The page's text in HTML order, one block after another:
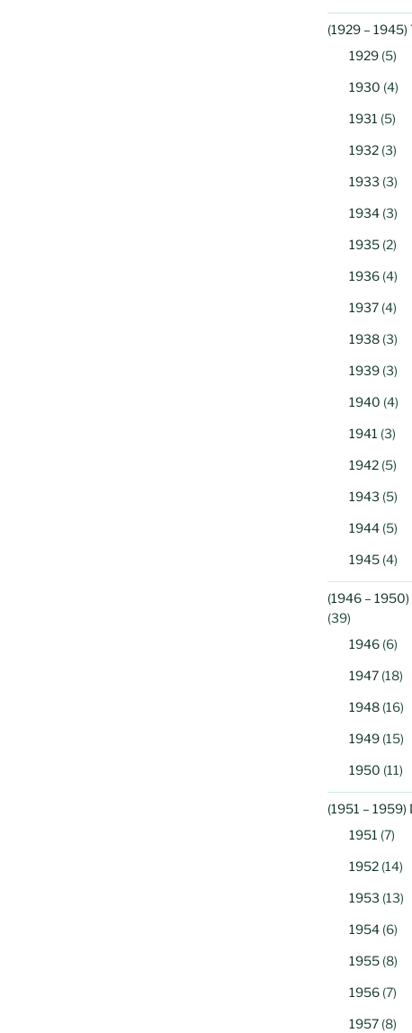
(1929 – 1945)
1929(5)
1930 (4)
1931 (5)
1932(3)
1933 (3)
1934(3)
1935(2)
1936(4)
1937(4)
1938(3)
1939(3)
1940 (4)
1941 (3)
1942(5)
1943 (5)
1944(5)
1945(4)
(1946 –
(39)
1946(6)
1947(18)
1948(16)
1949(15)
1950 (11)
(1951 –
1951 (7)
1952(14)
1953 (13)
1954(6)
1955(8)
1956(7)
1957(8)